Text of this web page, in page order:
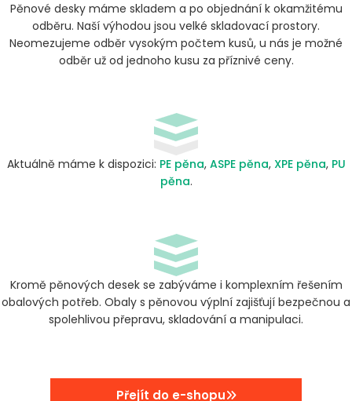
Pěnové desky máme skladem a po objednání k okamžitému
odběru. Naší výhodou jsou velké skladovací prostory.
Neomezujeme odběr vysokým počtem kusů, u nás je možné
odběr už od jednoho kusu za příznivé ceny.
Aktuálně máme k dispozici: PE pěna, ASPE pěna, XPE pěna, PU
pěna.
Kromě pěnových desek se zabýváme i komplexním řešením
obalových potřeb. Obaly s pěnovou výplní zajišťují bezpečnou a
spolehlivou přepravu, skladování a manipulaci.
Přejít do e-shopu